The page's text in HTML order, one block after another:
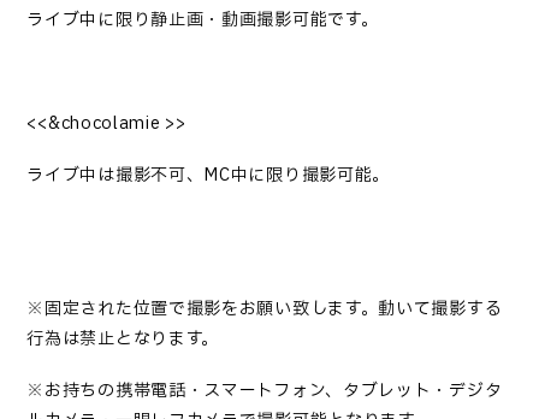
ライブ中に限り静止画・動画撮影可能です。
<<&chocolamie >>
ライブ中は撮影不可、MC中に限り撮影可能。
※固定された位置で撮影をお願い致します。動いて撮影する
行為は禁止となります。
※お持ちの携帯電話・スマートフォン、タブレット・デジタ